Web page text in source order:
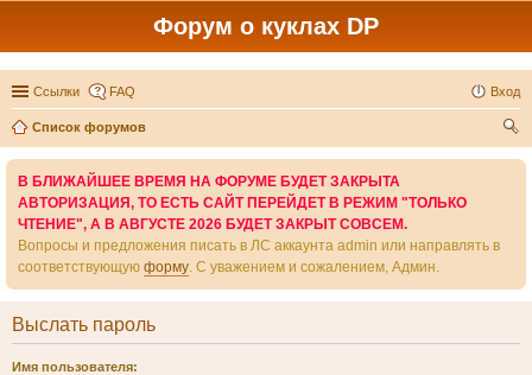
Форум о куклах DP
Ссылки FAQ Вход
Список форумов
В БЛИЖАЙШЕЕ ВРЕМЯ НА ФОРУМЕ БУДЕТ ЗАКРЫТА
АВТОРИЗАЦИЯ, ТО ЕСТЬ САЙТ ПЕРЕЙДЕТ В РЕЖИМ "ТОЛЬКО
ЧТЕНИЕ", А В АВГУСТЕ 2026 БУДЕТ ЗАКРЫТ СОВСЕМ.
Вопросы и предложения писать в ЛС аккаунта admin или направлять в
соответствующую форму. С уважением и сожалением, Админ.
Выслать пароль
Имя пользователя: